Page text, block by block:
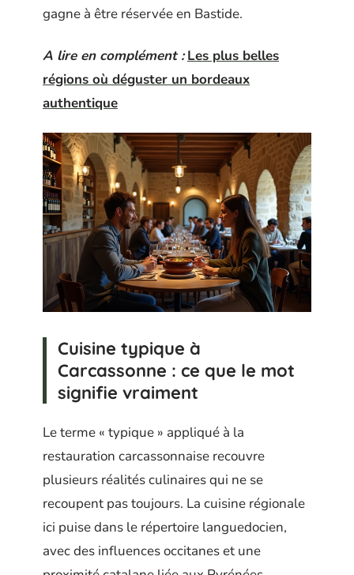
gagne à être réservée en Bastide.
A lire en complément : Les plus belles
régions où déguster un bordeaux
authentique
Cuisine typique à
Carcassonne : ce que le mot
signifie vraiment
Le terme « typique » appliqué à la
restauration carcassonnaise recouvre
plusieurs réalités culinaires qui ne se
recoupent pas toujours. La cuisine régionale
ici puise dans le répertoire languedocien,
avec des influences occitanes et une